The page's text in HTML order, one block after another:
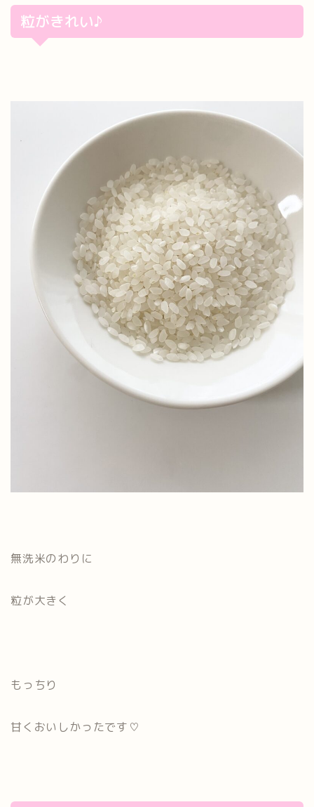
粒がきれい♪
無洗米のわりに
粒が大きく
もっちり
甘くおいしかったです♡